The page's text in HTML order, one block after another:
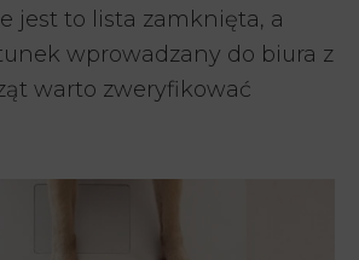
jest to lista zamknięta, a
wprowadzany do biura z
warto zweryfikować